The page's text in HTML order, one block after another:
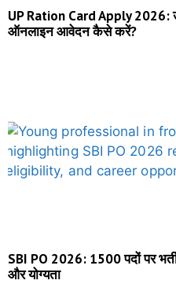
UP Ration Card Apply 2026:
ऑनलाइन आवेदन कैसे करें?
SBI PO 2026: 1500 पदों पर
और योग्यता